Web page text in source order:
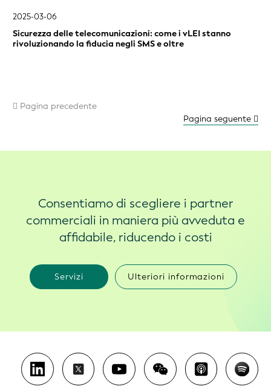
2025-03-06
Sicurezza delle telecomunicazioni: come i vLEI stanno
rivoluzionando la fiducia negli SMS e oltre
Pagina precedente
Pagina seguente
Consentiamo di scegliere i partner
commerciali in maniera più avveduta e
affidabile, riducendo i costi
Servizi Ulteriori informazioni